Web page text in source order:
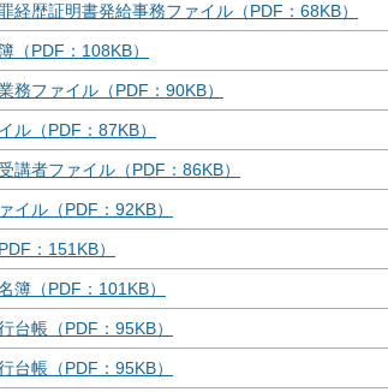
経歴証明書発給事務ファイル（PDF：68KB）
（PDF：108KB）
務ファイル（PDF：90KB）
ル（PDF：87KB）
講者ファイル（PDF：86KB）
イル（PDF：92KB）
：151KB）
簿（PDF：101KB）
台帳（PDF：95KB）
台帳（PDF：95KB）